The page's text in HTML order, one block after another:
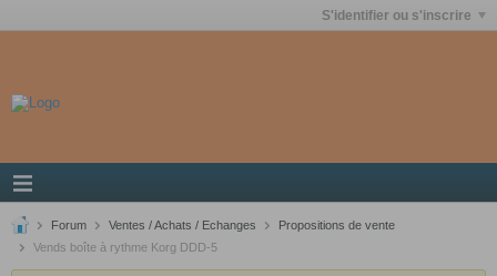
S'identifier ou s'inscrire
Forum Ventes / Achats / Echanges
Propositions de vente
Vends boîte à rythme Korg DDD-5